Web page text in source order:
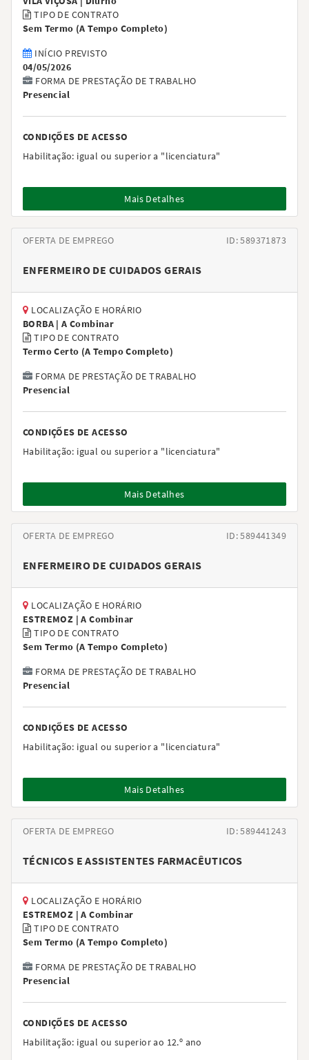
TIPO DE CONTRATO
Sem Termo (A Tempo Completo)
INÍCIO PREVISTO
04/05/2026
FORMA DE PRESTAÇÃO DE TRABALHO
Presencial
CONDIÇÕES DE ACESSO
Habilitação: igual ou superior a "licenciatura"
Mais Detalhes
OFERTA DE EMPREGO ID: 589371873
ENFERMEIRO DE CUIDADOS GERAIS
LOCALIZAÇÃO E HORÁRIO
BORBA |A Combinar
TIPO DE CONTRATO
Termo Certo (A Tempo Completo)
FORMA DE PRESTAÇÃO DE TRABALHO
Presencial
CONDIÇÕES DE ACESSO
Habilitação: igual ou superior a "licenciatura"
Mais Detalhes
OFERTA DE EMPREGO ID: 589441349
ENFERMEIRO DE CUIDADOS GERAIS
LOCALIZAÇÃO E HORÁRIO
ESTREMOZ |A Combinar
TIPO DE CONTRATO
Sem Termo (A Tempo Completo)
FORMA DE PRESTAÇÃO DE TRABALHO
Presencial
CONDIÇÕES DE ACESSO
Habilitação: igual ou superior a "licenciatura"
Mais Detalhes
OFERTA DE EMPREGO ID: 589441243
TÉCNICOS E ASSISTENTES FARMACÊUTICOS
LOCALIZAÇÃO E HORÁRIO
ESTREMOZ |A Combinar
TIPO DE CONTRATO
Sem Termo (A Tempo Completo)
FORMA DE PRESTAÇÃO DE TRABALHO
Presencial
CONDIÇÕES DE ACESSO
Habilitação: igual ou superior ao 12.º ano